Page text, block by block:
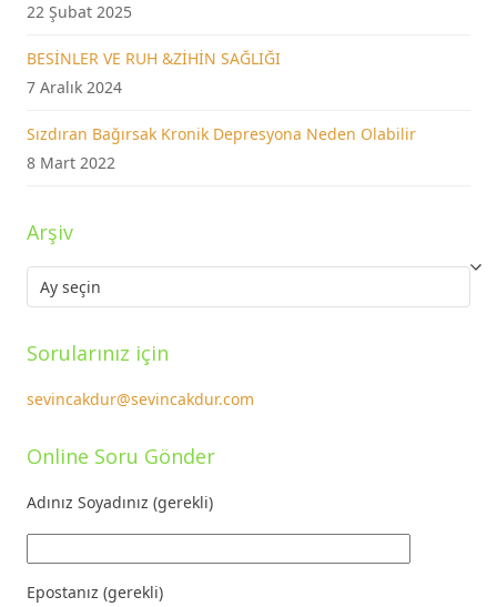
22 Şubat 2025
BESİNLER VE RUH &ZİHİN SAĞLIĞI
7 Aralık 2024
Sızdıran Bağırsak Kronik Depresyona Neden Olabilir
8 Mart 2022
Arşiv
Arşiv
Sorularınız için
sevincakdur@sevincakdur.com
Online Soru Gönder
Adınız Soyadınız (gerekli)
Epostanız (gerekli)